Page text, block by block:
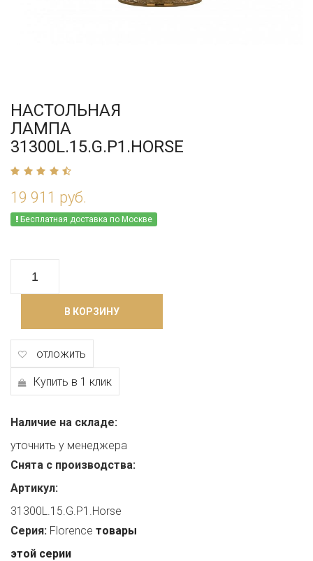
НАСТОЛЬНАЯ
ЛАМПА
31300L.15.G.P1.HORSE
19 911 руб.
Бесплатная доставка по Москве
В КОРЗИНУ
отложить
Купить в 1 клик
Наличие на складе:
уточнить у менеджера
Снята с производства:
Артикул:
31300L.15.G.P1.Horse
Серия: Florence товары
этой серии